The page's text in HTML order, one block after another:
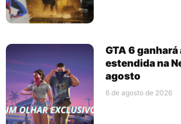
GTA 6
estendida na
agosto
6 de agosto de 2026